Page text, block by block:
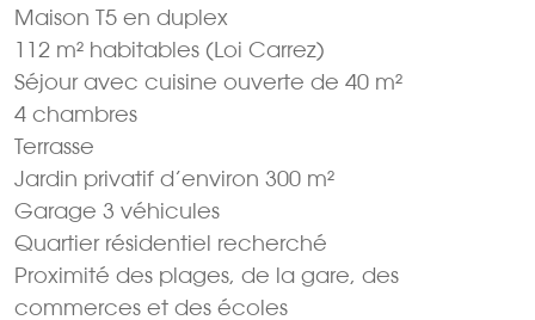
Maison T5 en duplex
112 m² habitables (Loi Carrez)
Séjour avec cuisine ouverte de 40 m²
4 chambres
Terrasse
Jardin privatif d’environ 300 m²
Garage 3 véhicules
Quartier résidentiel recherché
Proximité des plages, de la gare, des
commerces et des écoles